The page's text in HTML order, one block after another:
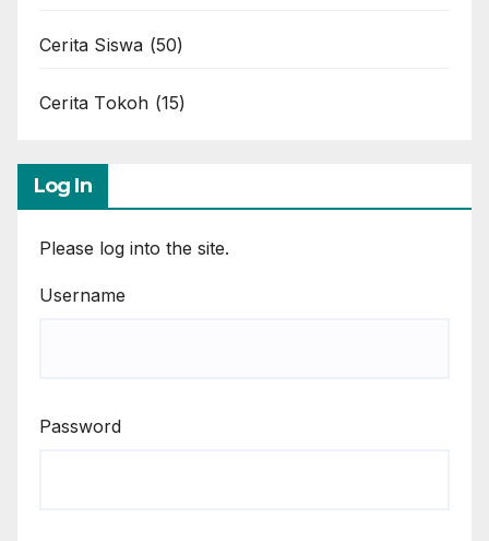
Cerita Siswa (50)
Cerita Tokoh (15)
Log In
Please log into the site.
Username
Password